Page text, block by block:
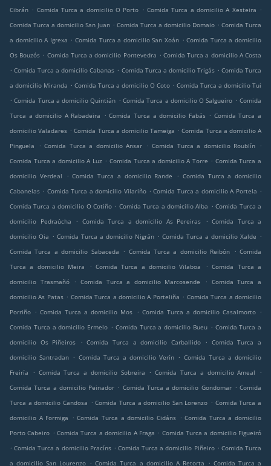
Cibrán . Comida Turca a domicilio O Porto . Comida Turca a domicilio A Xesteira .
Comida Turca a domicilio San Juan . Comida Turca a domicilio Domaio . Comida Turca
a domicilio A Igrexa . Comida Turca a domicilio San Xoán . Comida Turca a domicilio
Os Bouzós . Comida Turca a domicilio Pontevedra . Comida Turca a domicilio A Costa
. Comida Turca a domicilio Cabanas . Comida Turca a domicilio Trigás . Comida Turca
a domicilio Miranda . Comida Turca a domicilio O Coto . Comida Turca a domicilio Tui
. Comida Turca a domicilio Quintián . Comida Turca a domicilio O Salgueiro . Comida
Turca a domicilio A Rabadeira
. Comida Turca a domicilio Fabás . Comida Turca a
domicilio Valadares . Comida Turca a domicilio Tameiga . Comida Turca a domicilio A
Pinguela
. Comida Turca a domicilio Ansar . Comida Turca a domicilio Roublín
.
Comida Turca a domicilio A Luz . Comida Turca a domicilio A Torre . Comida Turca a
domicilio Verdeal
. Comida Turca a domicilio Rande . Comida Turca a domicilio
Cabanelas . Comida Turca a domicilio Vilariño . Comida Turca a domicilio A Portela .
Comida Turca a domicilio O Cotiño . Comida Turca a domicilio Alba . Comida Turca a
domicilio Pedraúcha
. Comida Turca a domicilio As Pereiras . Comida Turca a
domicilio Oia . Comida Turca a domicilio Nigrán . Comida Turca a domicilio Xalde .
Comida Turca a domicilio Sabaceda
. Comida Turca a domicilio Reibón . Comida
Turca a domicilio Meira
. Comida Turca a domicilio Vilaboa . Comida Turca a
domicilio Trasmañó
. Comida Turca a domicilio Marcosende . Comida Turca a
domicilio As Patas . Comida Turca a domicilio A Porteliña . Comida Turca a domicilio
Porriño . Comida Turca a domicilio Mos . Comida Turca a domicilio Casalmorto .
Comida Turca a domicilio Ermelo . Comida Turca a domicilio Bueu . Comida Turca a
domicilio Os Piñeiros
. Comida Turca a domicilio Carballido . Comida Turca a
domicilio Santradan . Comida Turca a domicilio Verín . Comida Turca a domicilio
Freiría
. Comida Turca a domicilio Sobreira . Comida Turca a domicilio Ameal
.
Comida Turca a domicilio Peinador . Comida Turca a domicilio Gondomar . Comida
Turca a domicilio Candosa . Comida Turca a domicilio San Lorenzo . Comida Turca a
domicilio A Formiga
. Comida Turca a domicilio Cidáns . Comida Turca a domicilio
Porto Cabeiro . Comida Turca a domicilio A Fraga . Comida Turca a domicilio Figueiró
. Comida Turca a domicilio Pracíns . Comida Turca a domicilio Piñeiro . Comida Turca
a domicilio San Lourenzo . Comida Turca a domicilio A Retorta . Comida Turca a